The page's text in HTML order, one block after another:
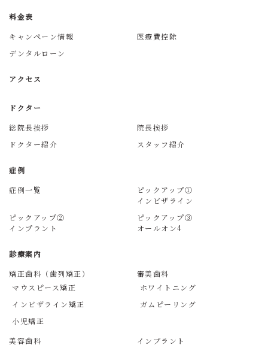
料金表
キャンペーン情報
医療費控除
デンタルローン
アクセス
ドクター
総院長挨拶
院長挨拶
ドクター紹介
スタッフ紹介
症例
症例一覧
ピックアップ①
インビザライン
ピックアップ②
インプラント
ピックアップ③
オールオン4
診療案内
矯正歯科（歯列矯正）
マウスピース矯正
インビザライン矯正
小児矯正
審美歯科
ホワイトニング
ガムピーリング
美容歯科
インプラント